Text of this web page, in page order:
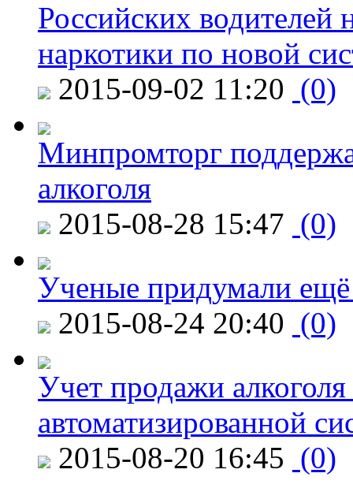
Российских водителей
наркотики по новой
2015-09-02 11:20 (0)
Минпромторг
алкоголя
2015-08-28 15:47 (0)
Ученые придумали ещё
2015-08-24 20:40 (0)
Учет продажи
автоматизированной
2015-08-20 16:45 (0)